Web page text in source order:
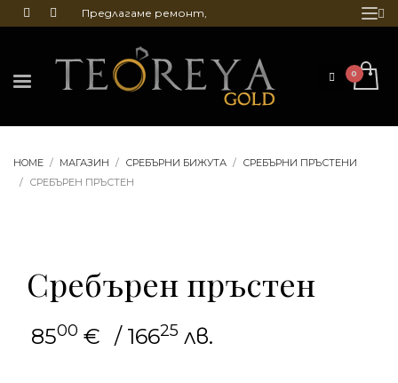
Предлагаме ремонт,
на бижута
HOME МАГАЗИН СРЕБЪРНИ БИЖУТА
СРЕБЪРНИ ПРЪСТЕНИ
СРЕБЪРЕН ПРЪСТЕН
Сребърен пръстен
8500 € / 16625 лв.